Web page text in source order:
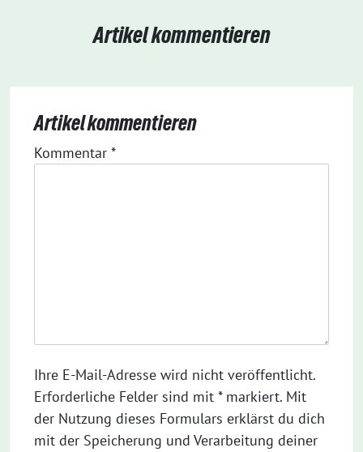
Artikel kommentieren
Artikel kommentieren
Kommentar *
Ihre E-Mail-Adresse wird nicht veröffentlicht.
Erforderliche Felder sind mit * markiert. Mit
der Nutzung dieses Formulars erklärst du dich
mit der Speicherung und Verarbeitung deiner